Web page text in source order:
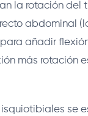
la rotación del
abdominal
añadir
más rotación
isquiotibiales se